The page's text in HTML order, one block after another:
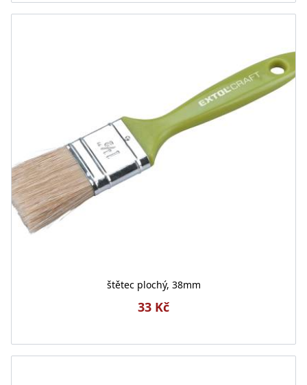
štětec plochý, 38mm
33 Kč